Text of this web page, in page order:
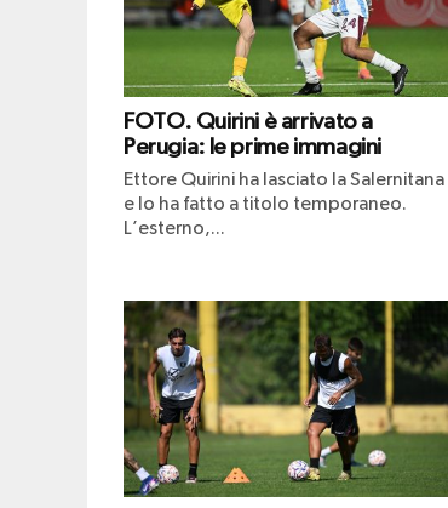
FOTO. Quirini è arrivato a
Perugia: le prime immagini
Ettore Quirini ha lasciato la Salernitana
e lo ha fatto a titolo temporaneo.
L’esterno,...